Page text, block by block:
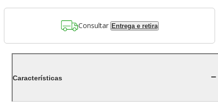
Consultar Entrega e retira
Características